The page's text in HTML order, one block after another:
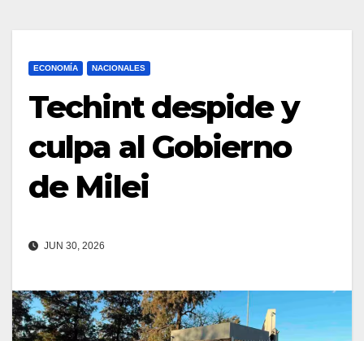
ECONOMÍA NACIONALES
Techint despide y
culpa al Gobierno
de Milei
JUN 30, 2026